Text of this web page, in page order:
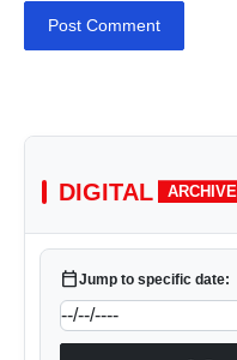
Post Comment
DIGITAL
calendar_todayJump to specific date: